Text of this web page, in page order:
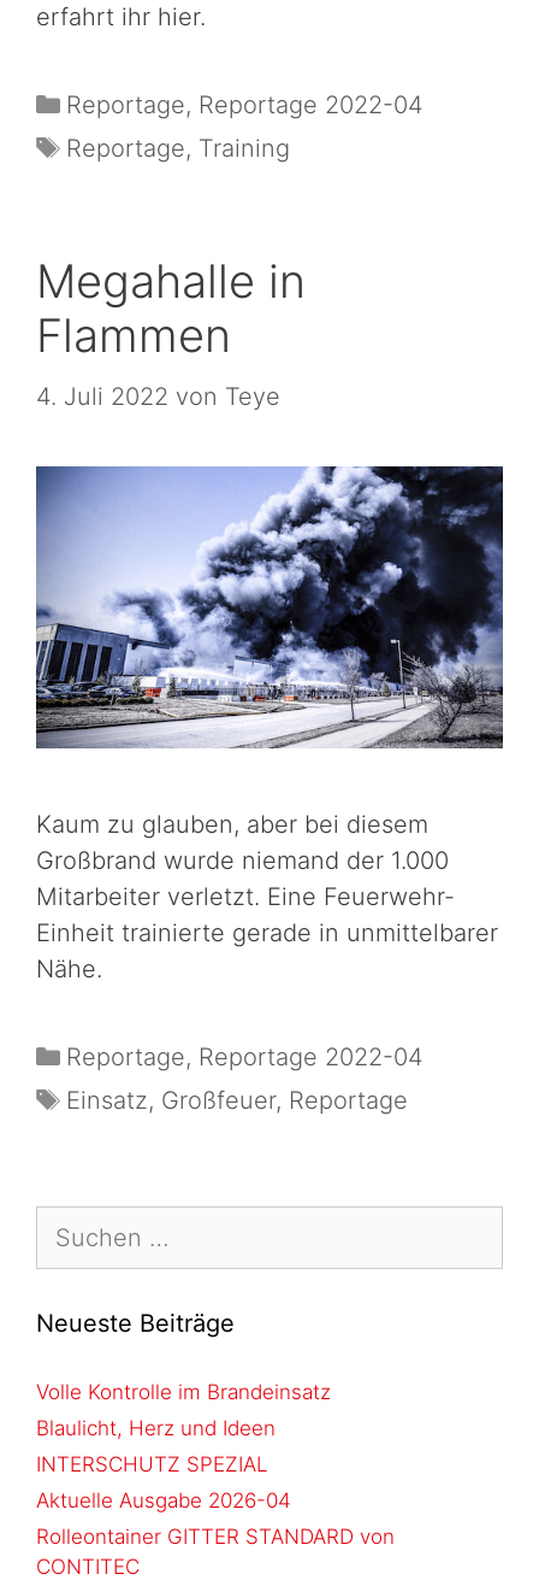
erfahrt ihr hier.
Reportage, Reportage 2022-04
Reportage, Training
Megahalle in
Flammen
4. Juli 2022 von Teye
Kaum zu glauben, aber bei diesem
Großbrand wurde niemand der 1.000
Mitarbeiter verletzt. Eine Feuerwehr-
Einheit trainierte gerade in unmittelbarer
Nähe.
Reportage, Reportage 2022-04
Einsatz, Großfeuer, Reportage
Neueste Beiträge
Volle Kontrolle im Brandeinsatz
Blaulicht, Herz und Ideen
INTERSCHUTZ SPEZIAL
Aktuelle Ausgabe 2026-04
Rolleontainer GITTER STANDARD von
CONTITEC